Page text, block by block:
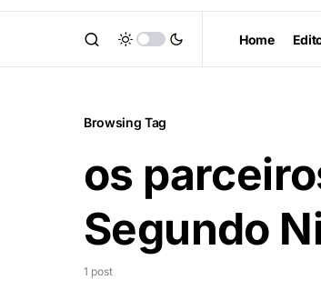
Home
Browsing Tag
os
Segundo
1 post